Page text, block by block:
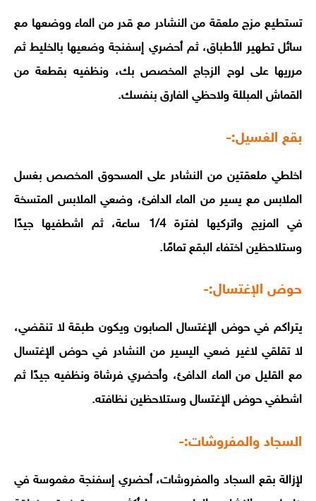
تستطيع مزج ملعقة من النشادر مع قدر من الماء ووضعها مع
سائل تطهير الأطباق، ثم أحضري إسفنجة وضعيها بالخليط ثم
مرريها على لوح الزجاج المخصص بك، ونظفيه بقطعة من
القماش المبللة ولاحظي الفارق بنفسك.
بقع الغسيل:-
اخلطي ملعقتين من النشادر على المسحوق المخصص بغسل
الملابس مع يسير من الماء الدافئ، وضعي الملابس المتسخة
في المزيج واتركيها لفترة 1/4 ساعة، ثم اشطفيها جيدًا
وستلاحظين اختفاء البقع تمامًا.
حوض الإغتسال:-
يتراكم في حوض الإغتسال الصابون ويكون طبقة لا تنقضي،
لا تقلقي لاغير ضعي اليسير من النشادر في حوض الإغتسال
مع القليل من الماء الدافئ، وأحضري فرشاة ونظفيه جيدًا ثم
اشطفي حوض الإغتسال وستلاحظين نظافته.
السجاد والمفروشات:-
لإزالة بقع السجاد والمفروشات، أحضري إسفنجة مغموسة في